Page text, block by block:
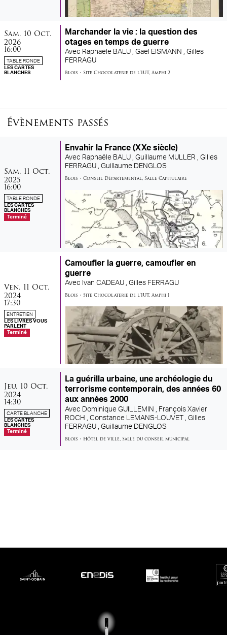
samedi
Sam. 10 octobre
Oct.
2026
16:00
TABLE RONDE
LES CARTES
BLANCHES
Marchander la vie : la question des
otages en temps de guerre
Avec Raphaële BALU , Gaël EISMANN , Gilles
FERRAGU
Blois • Site Chocolaterie de l'IUT, Amphi 2
Évènements passés
samedi
Sam. 11 octobre
Oct.
2025
16:00
TABLE RONDE
LES CARTES
BLANCHES
Terminé
Envahir la France (XXe siècle)
Avec Raphaële BALU , Guillaume MULLER , Gilles
FERRAGU , Guillaume DENGLOS
Blois • Conseil Départemental, Salle Capitulaire
vendredi
Ven. 11 octobre
Oct.
2024
17:30
ENTRETIEN
LES LIVRES VOUS
PARLENT
Terminé
Camoufler la guerre, camoufler en
guerre
Avec Ivan CADEAU , Gilles FERRAGU
Blois • Site Chocolaterie de l'IUT, Amphi 1
jeudi
Jeu. 10 octobre
Oct.
2024
14:30
CARTE BLANCHE
LES CARTES
BLANCHES
Terminé
La guérilla urbaine, une archéologie du
terrorisme contemporain, des années 60
aux années 2000
Avec Dominique GUILLEMIN ,
François Xavier
ROCH , Constance LEMANS-LOUVET , Gilles
FERRAGU , Guillaume DENGLOS
Blois • Hôtel de ville, Salle du conseil municipal